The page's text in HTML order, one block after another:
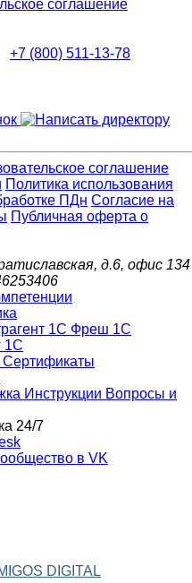
соглашение
+7 (800) 511-13-78
соглашение
Политика использования
ПДн Cогласие на
Публичная оферта о
д.6, офис 134
1С Фреш 1С
1С
Сертификаты
Инструкции Вопросы и
24/7
DIGITAL